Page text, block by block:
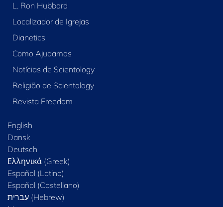
L. Ron Hubbard
Localizador de Igrejas
Dianetics
Como Ajudamos
Notícias de Scientology
Religião de Scientology
Revista Freedom
English
Dansk
Deutsch
Ελληνικά (Greek)
Español (Latino)
Español (Castellano)